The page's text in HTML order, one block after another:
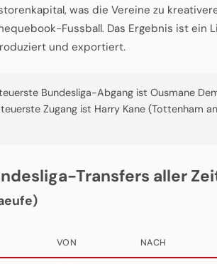
was die Vereine zu
Fussball. Das Ergebnis ist ein
und exportiert.
Bundesliga-Abgang ist Ousmane
teuerste Zugang ist Harry Kane (Tottenham
Transfers aller
VON NACH